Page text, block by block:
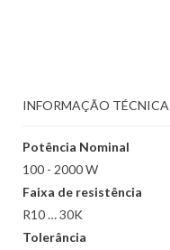
INFORMAÇÃO TÉCNICA
Potência Nominal
100 - 2000 W
Faixa de resistência
R10 … 30K
Tolerância